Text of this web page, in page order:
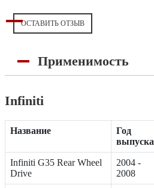
ОСТАВИТЬ ОТЗЫВ
Применимость
Infiniti
Название
Год
выпуска
Infiniti G35 Rear Wheel
Drive
2004 -
2008